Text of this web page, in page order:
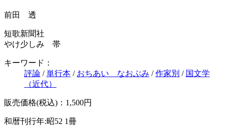
前田 透
短歌新聞社
やけ少しみ 帯
キーワード：
評論 /単行本 / おちあい なおぶみ /作家別 / 国文学
（近代）
販売価格(税込)：1,500円
和暦刊行年:昭52 1冊